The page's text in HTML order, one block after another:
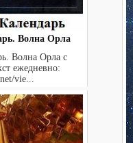
Волна Орла
Волна Орла c
ежедневно:
vie...